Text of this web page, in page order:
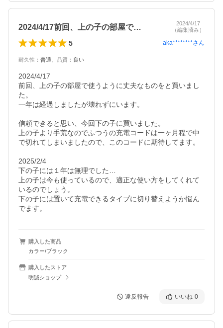
2024/4/17前回、上の子の部屋で…
2024/4/17
（編集済み）
5 aka********さん
耐久性 ： 普通 品質 ： 良い
2024/4/17
前回、上の子の部屋で使うように丈夫なものをと買いまし
た。
一年は経過しましたが壊れずにいます。
信頼できると思い、今回下の子に買いました。
上の子より手荒なのでふつうの充電コードは一ヶ月程で中
で切れてしまいましたので、このコードに期待してます。
2025/2/4
下の子には１年は無理でした…
上の子は今も使っているので、適正な使い方をしてくれて
いるのでしょう。
下の子には置いて充電できるタイプに切り替えようか悩ん
でます。
購入した商品
カラー/ブラック
購入したストア
明誠ショップ
違反報告 いいね 0